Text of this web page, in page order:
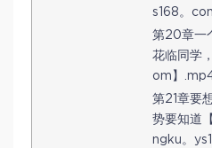
s168。
第20章一
花临同学
om】
第21章要
势要知道
ngku。